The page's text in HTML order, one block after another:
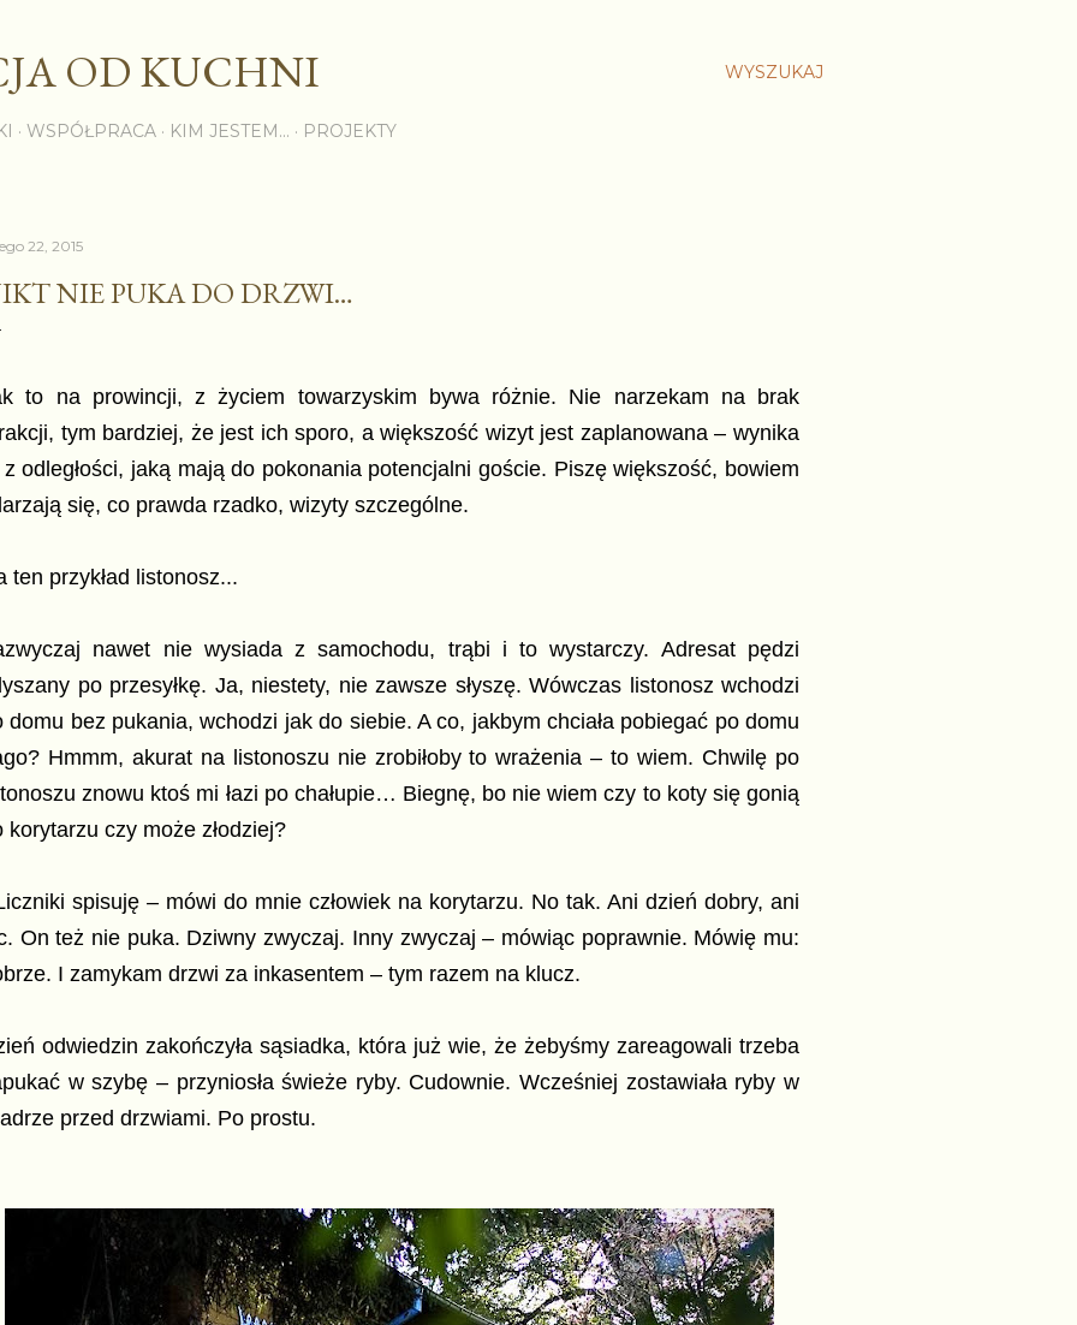
WYSZUKAJ
OD KUCHNI
WSPÓŁPRACA KIM JESTEM... PROJEKTY
22, 2015
NIE PUKA DO DRZWI…
to na prowincji, z życiem towarzyskim bywa różnie. Nie narzekam na brak
tym bardziej, że jest ich sporo, a większość wizyt jest zaplanowana – wynika
odległości, jaką mają do pokonania potencjalni goście. Piszę większość, bowiem
się, co prawda rzadko, wizyty szczególne.
ten przykład listonosz...
nawet nie wysiada z samochodu, trąbi i to wystarczy. Adresat pędzi
po przesyłkę. Ja, niestety, nie zawsze słyszę. Wówczas listonosz wchodzi
domu bez pukania, wchodzi jak do siebie. A co, jakbym chciała pobiegać po domu
Hmmm, akurat na listonoszu nie zrobiłoby to wrażenia – to wiem. Chwilę po
znowu ktoś mi łazi po chałupie… Biegnę, bo nie wiem czy to koty się gonią
korytarzu czy może złodziej?
spisuję – mówi do mnie człowiek na korytarzu. No tak. Ani dzień dobry, ani
On też nie puka. Dziwny zwyczaj. Inny zwyczaj – mówiąc poprawnie. Mówię mu:
I zamykam drzwi za inkasentem – tym razem na klucz.
odwiedzin zakończyła sąsiadka, która już wie, że żebyśmy zareagowali trzeba
w szybę – przyniosła świeże ryby. Cudownie. Wcześniej zostawiała ryby w
przed drzwiami. Po prostu.